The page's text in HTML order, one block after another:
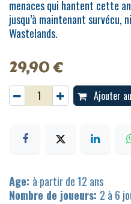
menaces qui hantent cette
jusqu’à maintenant survécu,
Wastelands.
29,90€
Ajouter
Age: à partir de 12 ans
Nombre de joueurs: 2 à 6